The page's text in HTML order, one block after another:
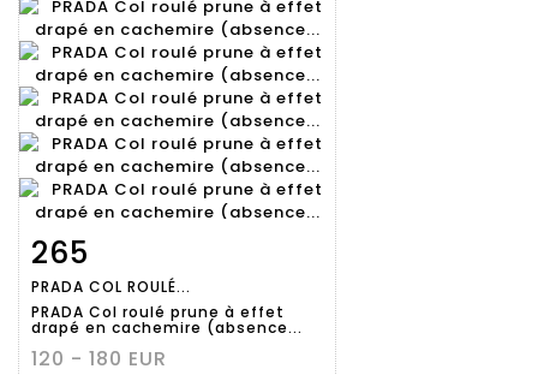
Fiche
détaillée
265
PRADA COL ROULÉ...
PRADA Col roulé prune à effet
drapé en cachemire (absence...
120 - 180 EUR